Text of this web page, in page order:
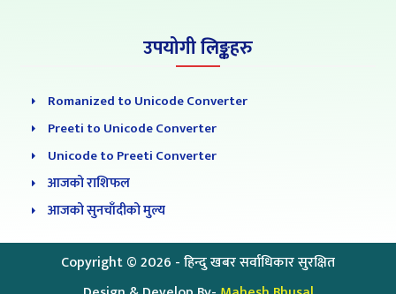
उपयोगी लिङ्कहरु
Romanized to Unicode Converter
Preeti to Unicode Converter
Unicode to Preeti Converter
आजको राशिफल
आजको सुनचाँदीको मुल्य
Copyright ©2026 - हिन्दु खबर सर्वाधिकार सुरक्षित